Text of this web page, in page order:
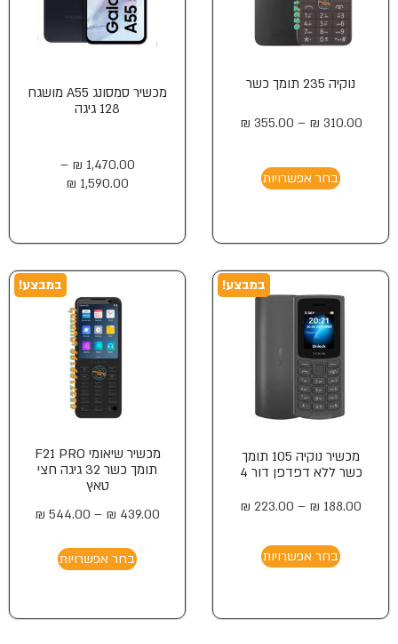
נוקיה 235 תומך כשר
₪ 310.00
–
₪ 355.00
בחר אפשרויות
מכשיר סמסונג A55 מושגח
128 גיגה
₪ 1,470.00
–
₪ 1,590.00
במבצע!
מכשיר נוקיה 105 תומך
כשר ללא דפדפן דור 4
₪ 188.00
–
₪ 223.00
בחר אפשרויות
במבצע!
מכשיר שיאומי F21 PRO
תומך כשר 32 גיגה חצי
טאץ
₪ 439.00
–
₪ 544.00
בחר אפשרויות